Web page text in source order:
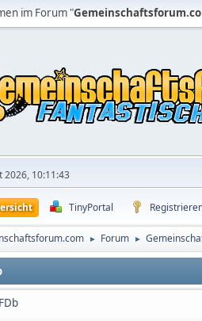
im Forum "
2026, 10:11:43
TinyPortal
► Forum ►